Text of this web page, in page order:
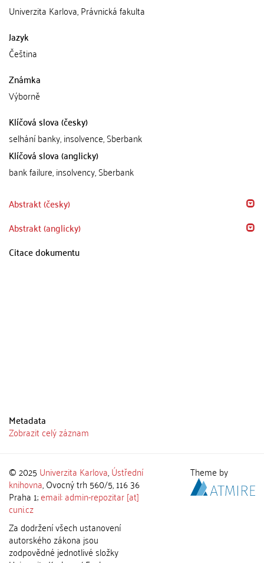
Univerzita Karlova, Právnická fakulta
Jazyk
Čeština
Známka
Výborně
Klíčová slova (česky)
selhání banky, insolvence, Sberbank
Klíčová slova (anglicky)
bank failure, insolvency, Sberbank
Abstrakt (česky)
Abstrakt (anglicky)
Citace dokumentu
Metadata
Zobrazit celý záznam
© 2025 Univerzita Karlova,Ústřední
knihovna, Ovocný trh 560/5, 116 36
Praha 1;email: admin-repozitar [at]
cuni.cz
Za dodržení všech ustanovení
autorského zákona jsou
zodpovědné jednotlivé složky
Theme by